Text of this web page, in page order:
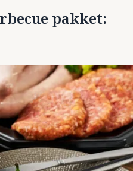
pakket: